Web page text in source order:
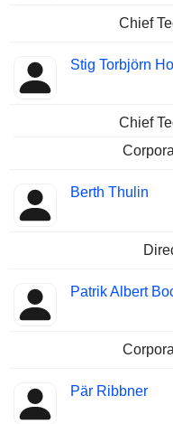
Chief
Stig Torbjörn
Chief
Berth Thulin
Patrik Albert
Pär Ribbner